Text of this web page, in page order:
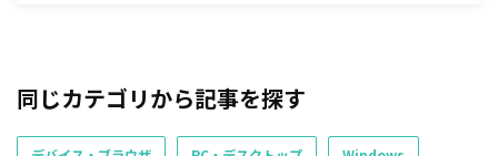
同じカテゴリから記事を探す